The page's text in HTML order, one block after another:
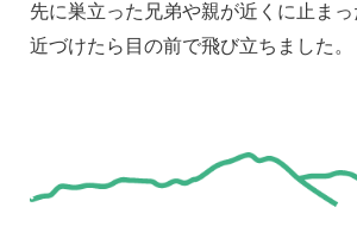
先に巣立った兄弟や親が近くに止ま
近づけたら目の前で飛び立ちました。